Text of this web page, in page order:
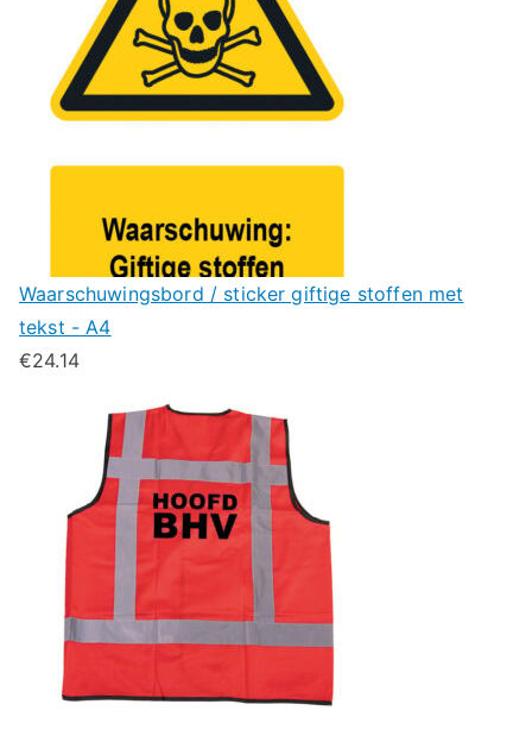
Waarschuwingsbord / sticker giftige stoffen met
tekst - A4
€24.14